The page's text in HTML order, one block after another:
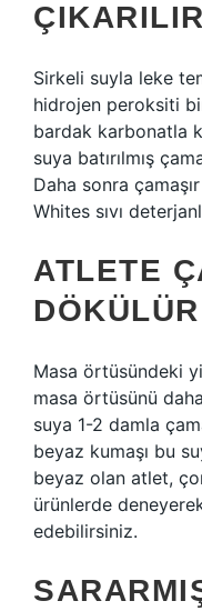
Sirkeli suyla leke
hidrojen peroksiti
bardak karbonatla
suya batırılmış
Daha sonra
Whites sıvı
ATLETE
Masa örtüsündeki
masa örtüsünü
suya 1-2 damla
beyaz kumaşı bu
beyaz olan atlet,
ürünlerde
edebilirsiniz.